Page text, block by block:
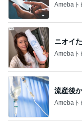
Amebaト
ニオイ
Amebaト
流産後
Amebaト